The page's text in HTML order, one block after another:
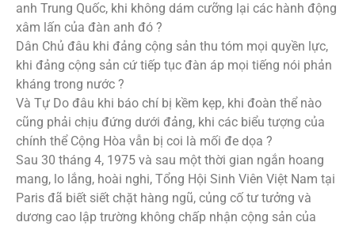
anh Trung Quốc, khi không dám cưỡng lại các hành động
xâm lấn của đàn anh đó ?
Dân Chủ đâu khi đảng cộng sản thu tóm mọi quyền lực,
khi đảng cộng sản cứ tiếp tục đàn áp mọi tiếng nói phản
kháng trong nước ?
Và Tự Do đâu khi báo chí bị kềm kẹp, khi đoàn thể nào
cũng phải chịu đứng dưới đảng, khi các biểu tượng của
chính thể Cộng Hòa vẫn bị coi là mối đe dọa ?
Sau 30 tháng 4, 1975 và sau một thời gian ngắn hoang
mang, lo lắng, hoài nghi, Tổng Hội Sinh Viên Việt Nam tại
Paris đã biết siết chặt hàng ngũ, củng cố tư tưởng và
dương cao lập trường không chấp nhận cộng sản của